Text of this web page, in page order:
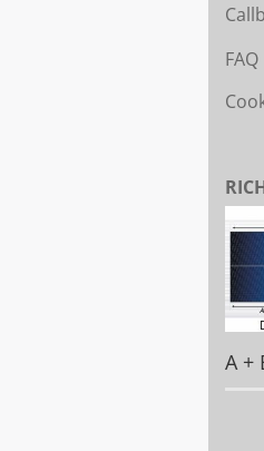
FAQ
A +